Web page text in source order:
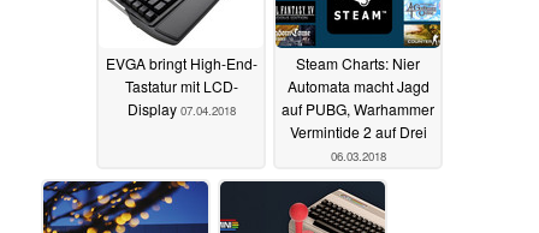
EVGA bringt High-End-
Tastatur mit LCD-
Display 07.04.2018
Steam Charts: Nier
Automata macht Jagd
auf PUBG, Warhammer
Vermintide 2 auf Drei
06.03.2018